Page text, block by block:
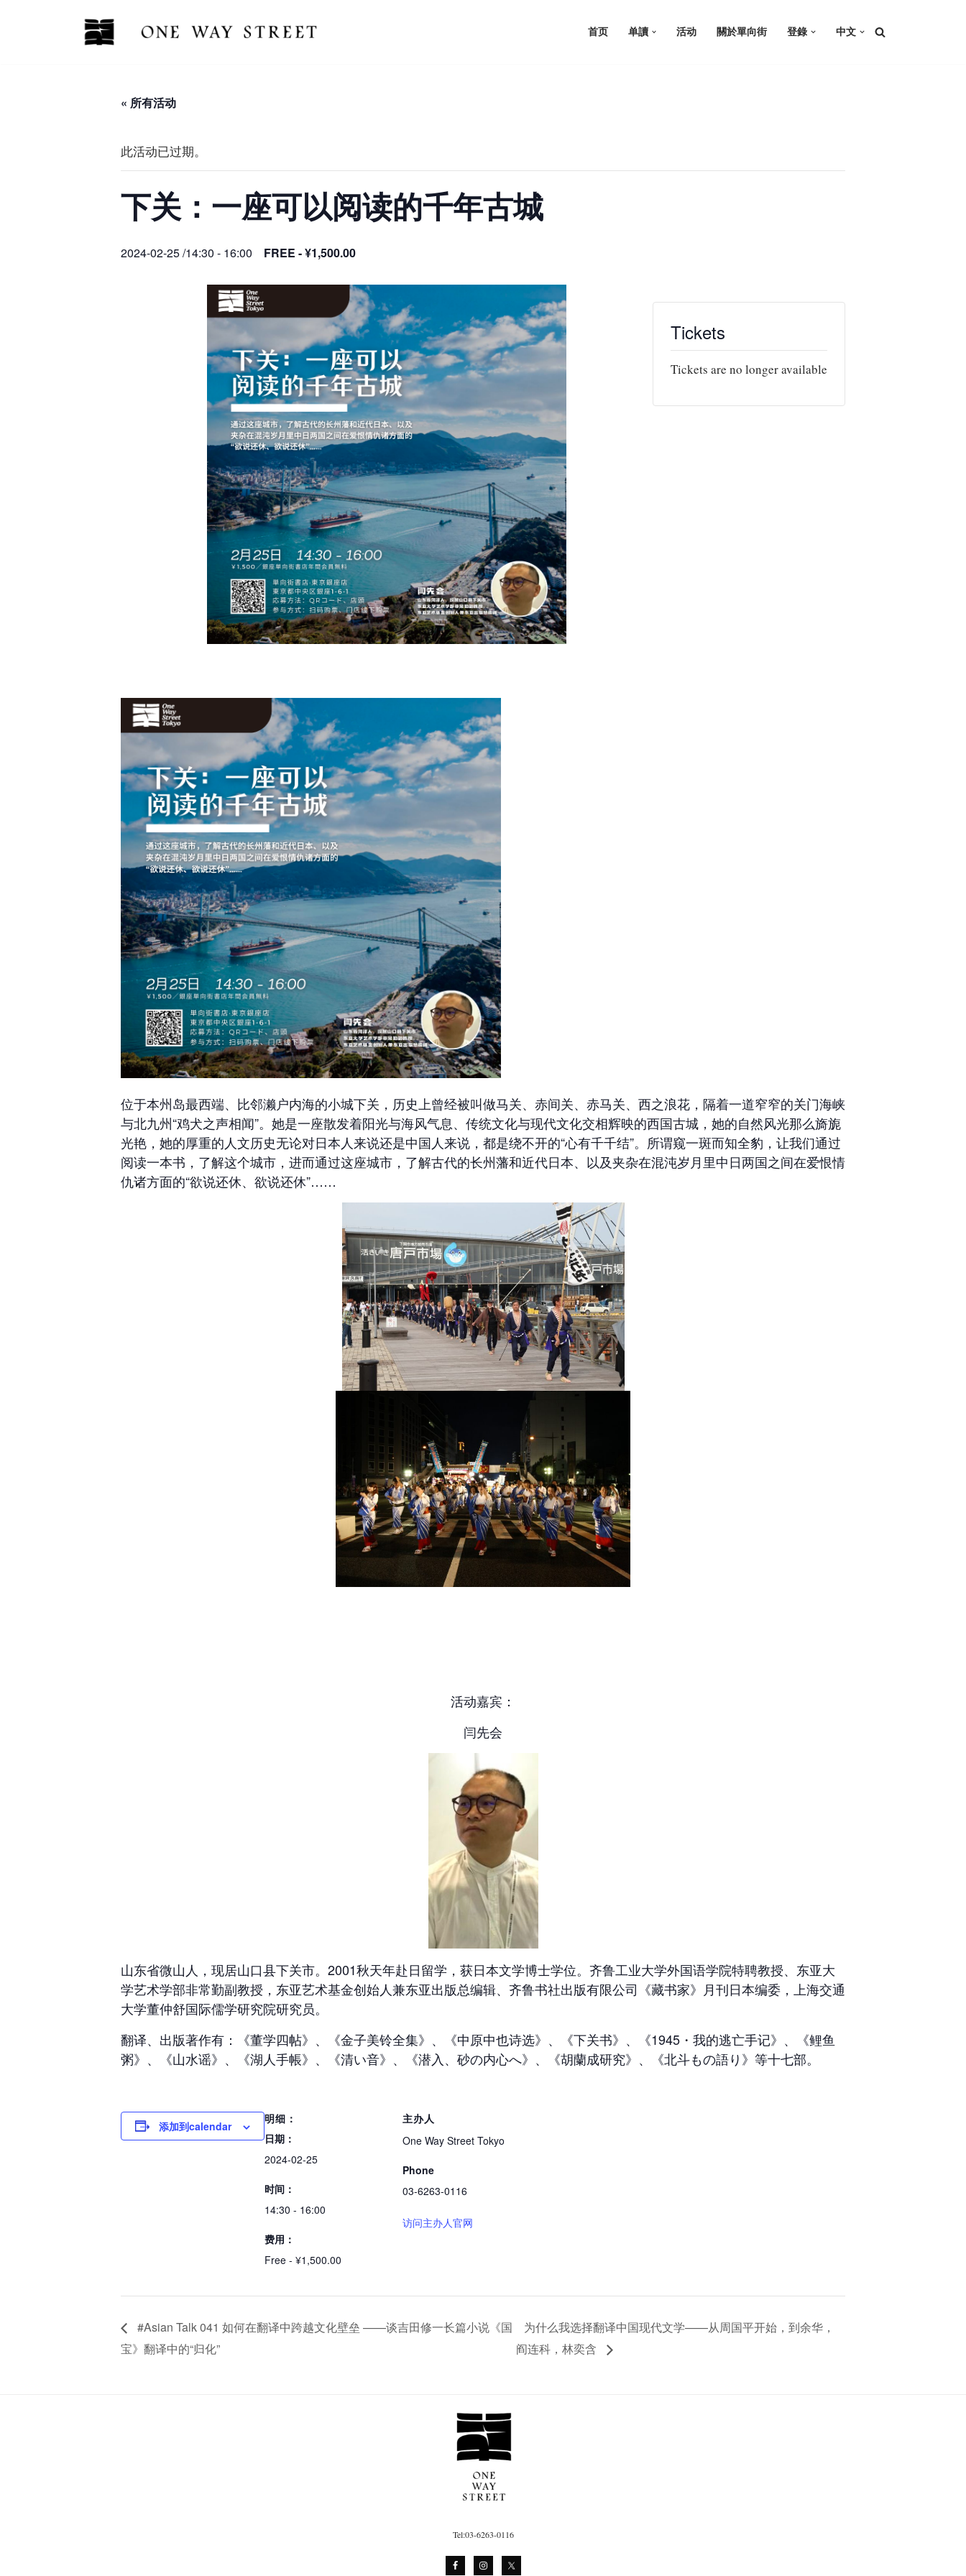
首页 单讀 活动 關於單向街 登錄 中文
« 所有活动
此活动已过期。
下关：一座可以阅读的千年古城
2024-02-25 /14:30 - 16:00 FREE - ¥1,500.00
Tickets
Tickets are no longer available
位于本州岛最西端、比邻濑户内海的小城下关，历史上曾经被叫做马关、赤间关、赤马关、西之浪花，隔着一道窄窄的关门海峡
与北九州“鸡犬之声相闻”。她是一座散发着阳光与海风气息、传统文化与现代文化交相辉映的西国古城，她的自然风光那么旖旎
光艳，她的厚重的人文历史无论对日本人来说还是中国人来说，都是绕不开的“心有千千结”。所谓窥一斑而知全豹，让我们通过
阅读一本书，了解这个城市，进而通过这座城市，了解古代的长州藩和近代日本、以及夹杂在混沌岁月里中日两国之间在爱恨情
仇诸方面的“欲说还休、欲说还休”……
活动嘉宾：
闫先会
山东省微山人，现居山口县下关市。2001秋天年赴日留学，获日本文学博士学位。齐鲁工业大学外国语学院特聘教授、东亚大
学艺术学部非常勤副教授，东亚艺术基金创始人兼东亚出版总编辑、齐鲁书社出版有限公司《藏书家》月刊日本编委，上海交通
大学董仲舒国际儒学研究院研究员。
翻译、出版著作有：《董学四帖》、《金子美铃全集》、《中原中也诗选》、《下关书》、《1945・我的逃亡手记》、《鲤鱼
粥》、《山水谣》、《湖人手帳》、《清い音》、《潜入、砂の内心へ》、《胡蘭成研究》、《北斗もの語り》等十七部。
添加到calendar
明细：
日期：
2024-02-25
时间：
14:30 - 16:00
费用：
Free - ¥1,500.00
主办人
One Way Street Tokyo
Phone
03-6263-0116
访问主办人官网
#Asian Talk 041 如何在翻译中跨越文化壁垒 ——谈吉田修一长篇小说《国
宝》翻译中的“归化”
为什么我选择翻译中国现代文学——从周国平开始，到余华，
阎连科，林奕含
Tel:03-6263-0116